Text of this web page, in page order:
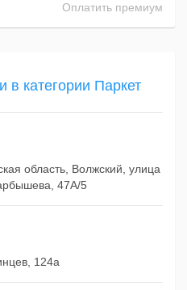
Оплатить премиум
в категории Паркет
область, Волжский, улица
47А/5
124а